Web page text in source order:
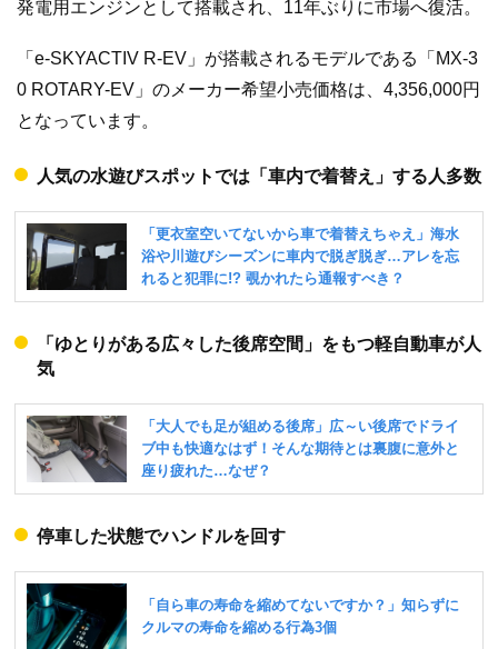
発電用エンジンとして搭載され、11年ぶりに市場へ復活。
「e-SKYACTIV R-EV」が搭載されるモデルである「MX-3
0 ROTARY-EV」のメーカー希望小売価格は、4,356,000円
となっています。
人気の水遊びスポットでは「車内で着替え」する人多数
「ゆとりがある広々した後席空間」をもつ軽自動車が人
気
停車した状態でハンドルを回す